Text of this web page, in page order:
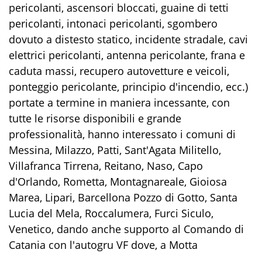
pericolanti, ascensori bloccati, guaine di tetti
pericolanti, intonaci pericolanti, sgombero
dovuto a distesto statico, incidente stradale, cavi
elettrici pericolanti, antenna pericolante, frana e
caduta massi, recupero autovetture e veicoli,
ponteggio pericolante, principio d'incendio, ecc.)
portate a termine in maniera incessante, con
tutte le risorse disponibili e grande
professionalità, hanno interessato i comuni di
Messina, Milazzo, Patti, Sant'Agata Militello,
Villafranca Tirrena, Reitano, Naso, Capo
d'Orlando, Rometta, Montagnareale, Gioiosa
Marea, Lipari, Barcellona Pozzo di Gotto, Santa
Lucia del Mela, Roccalumera, Furci Siculo,
Venetico, dando anche supporto al Comando di
Catania con l'autogru VF dove, a Motta